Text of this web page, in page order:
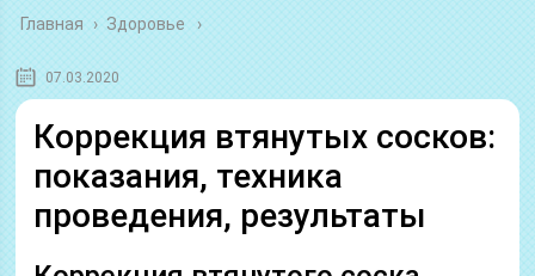
Главная › Здоровье
07.03.2020
Коррекция втянутых сосков:
показания, техника
проведения, результаты